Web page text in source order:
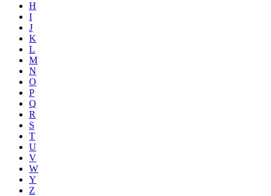
H
I
J
K
L
M
N
O
P
Q
R
S
T
U
V
W
Y
Z